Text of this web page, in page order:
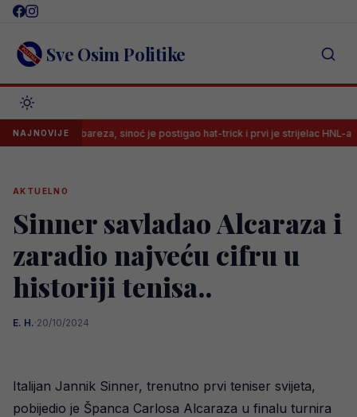
Skip
content Sve Osim Politike
NAJNOVIJE
Barbareza, sinoć je postigao hat-trick i prvi je strijelac HNL-a
AKTUELNO
Sinner savladao Alcaraza i
zaradio najveću cifru u
historiji tenisa..
E. H.·20/10/2024
Italijan Jannik Sinner, trenutno prvi teniser svijeta,
pobijedio je Španca Carlosa Alcaraza u finalu turnira